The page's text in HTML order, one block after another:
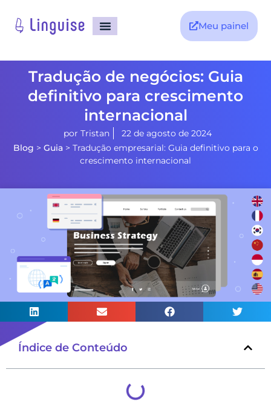
Meu painel
Tradução de negócios: Guia
definitivo para crescimento
internacional
por Tristan
22 de agosto de 2024
Blog > Guia> Tradução empresarial: Guia definitivo para o
crescimento internacional
Índice de Conteúdo